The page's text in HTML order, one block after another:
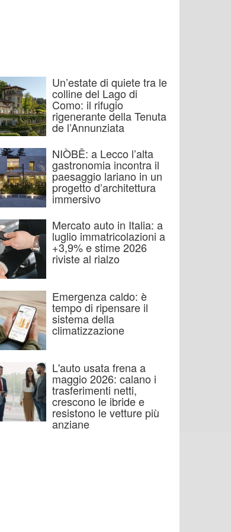
Un’estate di quiete tra le
colline del Lago di
Como: il rifugio
rigenerante della Tenuta
de l’Annunziata
NIÒBĒ: a Lecco l’alta
gastronomia incontra il
paesaggio lariano in un
progetto d’architettura
immersivo
Mercato auto in Italia: a
luglio immatricolazioni a
+3,9% e stime 2026
riviste al rialzo
Emergenza caldo: è
tempo di ripensare il
sistema della
climatizzazione
L'auto usata frena a
maggio 2026: calano i
trasferimenti netti,
crescono le ibride e
resistono le vetture più
anziane